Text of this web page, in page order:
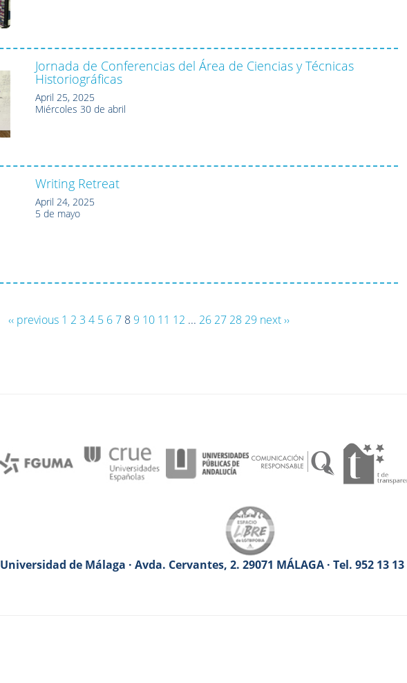
Jornada de Conferencias del Área de Ciencias y Técnicas
Historiográficas
April 25, 2025
Miércoles 30 de abril
Writing Retreat
April 24, 2025
5 de mayo
‹‹ previous 1 2 3 4 5 67 8 9 10 11 12 ... 26 27 28 29 next ››
Universidad de Málaga · Avda. Cervantes, 2. 29071 MÁLAGA · Tel. 952 13